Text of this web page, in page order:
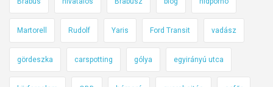
u
t
c
v
Martorell Rudolf Yaris Ford Transit vadász
gördeszka carspotting gólya egyirányú utca